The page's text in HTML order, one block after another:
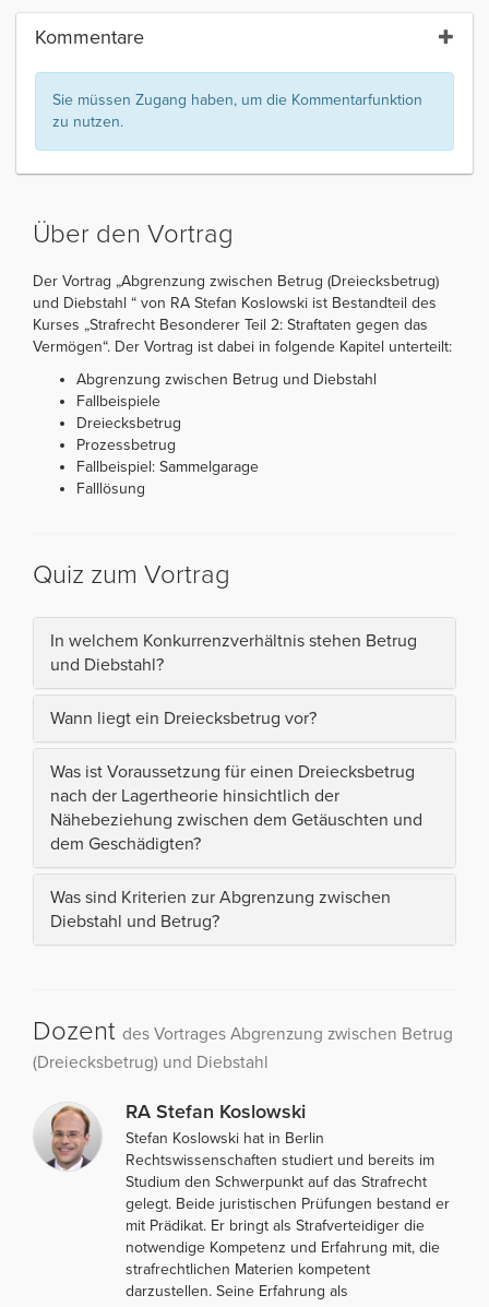
Kommentare
Sie müssen Zugang haben, um die Kommentarfunktion
zu nutzen.
Über den Vortrag
Der Vortrag „Abgrenzung zwischen Betrug (Dreiecksbetrug)
und Diebstahl “ von RA Stefan Koslowski ist Bestandteil des
Kurses „Strafrecht Besonderer Teil 2: Straftaten gegen das
Vermögen“. Der Vortrag ist dabei in folgende Kapitel unterteilt:
Abgrenzung zwischen Betrug und Diebstahl
Fallbeispiele
Dreiecksbetrug
Prozessbetrug
Fallbeispiel: Sammelgarage
Falllösung
Quiz zum Vortrag
In welchem Konkurrenzverhältnis stehen Betrug
und Diebstahl?
Wann liegt ein Dreiecksbetrug vor?
Was ist Voraussetzung für einen Dreiecksbetrug
nach der Lagertheorie hinsichtlich der
Nähebeziehung zwischen dem Getäuschten und
dem Geschädigten?
Was sind Kriterien zur Abgrenzung zwischen
Diebstahl und Betrug?
Dozent des Vortrages Abgrenzung zwischen Betrug
(Dreiecksbetrug) und Diebstahl
RA Stefan Koslowski
Stefan Koslowski hat in Berlin
Rechtswissenschaften studiert und bereits im
Studium den Schwerpunkt auf das Strafrecht
gelegt. Beide juristischen Prüfungen bestand er
mit Prädikat. Er bringt als Strafverteidiger die
notwendige Kompetenz und Erfahrung mit, die
strafrechtlichen Materien kompetent
darzustellen. Seine Erfahrung als